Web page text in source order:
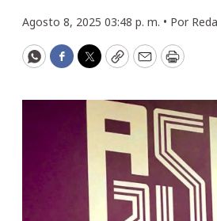
Agosto 8, 2025 03:48 p. m. • Por
WhatsApp
Facebook
Twitter
CopyEmailPrint